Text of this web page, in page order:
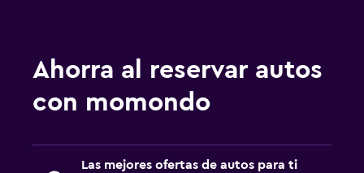
Ahorra al reservar autos
con momondo
Las mejores ofertas de autos para ti